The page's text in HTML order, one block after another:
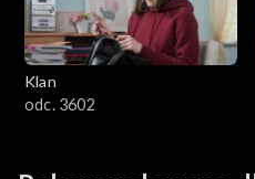
Klan
odc. 3602